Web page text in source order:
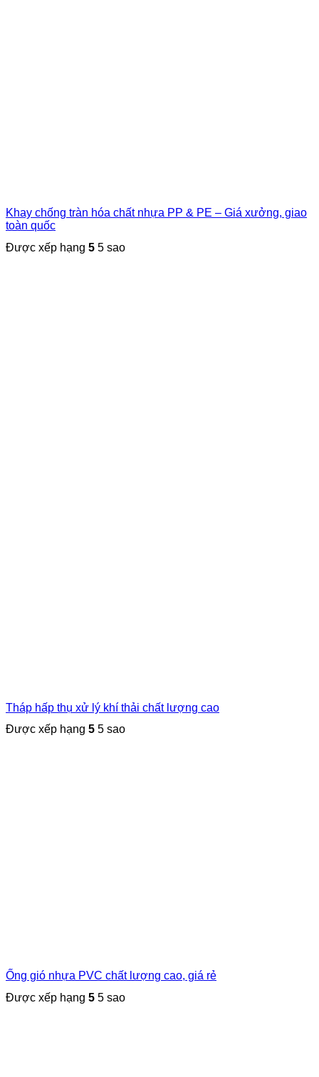
Khay chống tràn hóa chất nhựa PP & PE – Giá xưởng, giao
toàn quốc
Được xếp hạng 5 5 sao
Tháp hấp thụ xử lý khí thải chất lượng cao
Được xếp hạng 5 5 sao
Ống gió nhựa PVC chất lượng cao, giá rẻ
Được xếp hạng 5 5 sao